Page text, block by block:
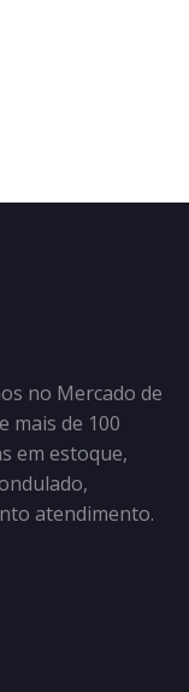
no Mercado de
mais de 100
em estoque,
atendimento.